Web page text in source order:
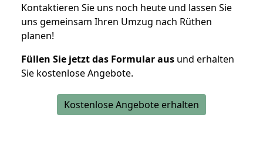
Kontaktieren Sie uns noch heute und lassen Sie
uns gemeinsam Ihren Umzug nach Rüthen
planen!
Füllen Sie jetzt das Formular aus und erhalten
Sie kostenlose Angebote.
Kostenlose Angebote erhalten